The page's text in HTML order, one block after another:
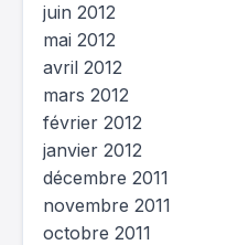
juin 2012
mai 2012
avril 2012
mars 2012
février 2012
janvier 2012
décembre 2011
novembre 2011
octobre 2011